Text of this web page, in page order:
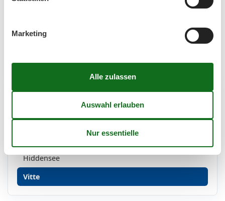
Strand
Alle
Hiddensee
Vitte
Marketing